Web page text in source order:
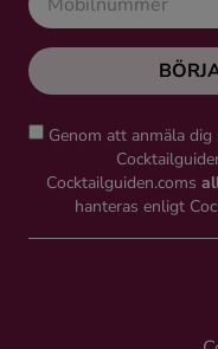
Genom att anmäla
Cocktailguiden.coms
hanteras enligt